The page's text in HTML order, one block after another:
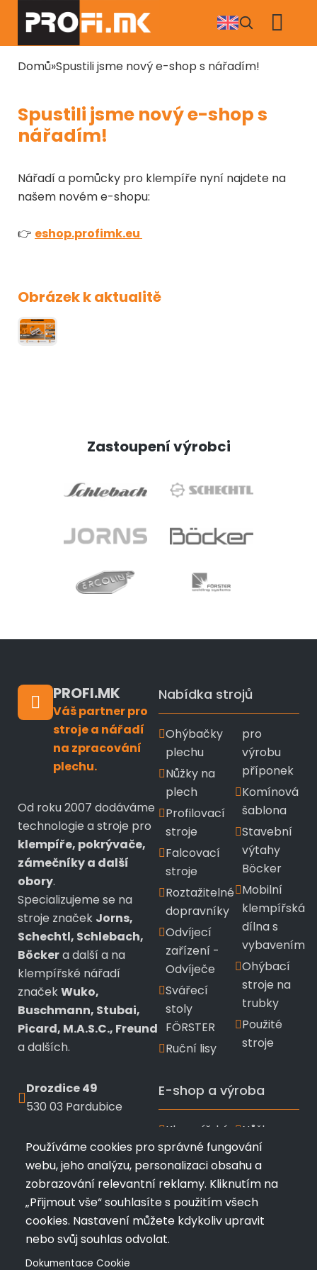
Přejít
hlavnímu
obsahu
Drobečková
Domů Spustili jsme nový e-shop s nářadím!
Spustili jsme nový e-shop s
nářadím!
Nářadí a pomůcky pro klempíře nyní najdete na
našem novém e-shopu:
👉 eshop.profimk.eu
Obrázek k aktualitě
Zastoupení výrobci
PROFI.MK
Váš partner pro
stroje a nářadí
na zpracování
plechu.
Od roku 2007 dodáváme
technologie a stroje pro
klempíře, pokrývače,
zámečníky a další
obory.
Specializujeme se na
stroje značek Jorns,
Schechtl, Schlebach,
Böckera další a na
klempířské nářadí
značekWuko,
Buschmann, Stubai,
Picard, M.A.S.C., Freund
a dalších.
Drozdice 49
530 03 Pardubice
info@profimk.eu
Nabídka strojů
Ohýbačky
plechu
Nůžky na
plech
Profilovací
stroje
Falcovací
stroje
Roztažitelné
dopravníky
Odvíjecí
zařízení -
Odvíječe
Svářecí
stoly
FÖRSTER
Ruční lisy
pro
výrobu
příponek
Komínová
šablona
Stavební
výtahy
Böcker
Mobilní
klempířská
dílna s
vybavením
Ohýbací
stroje na
trubky
Použité
stroje
E-shop a výroba
Klempířské
nářadí
Wuko
Nářadí
Bushmann
Ruční
ohýbačky
Nůžky a
kleště
Stubai
Kladiva a
měřící
pomůcky
Používáme cookies pro správné fungování
webu, jeho analýzu, personalizaci obsahu a
zobrazování relevantní reklamy. Kliknutím na
„Přijmout vše“ souhlasíte s použitím všech
cookies. Nastavení můžete kdykoliv upravit
nebo svůj souhlas odvolat.
Dokumentace Cookie